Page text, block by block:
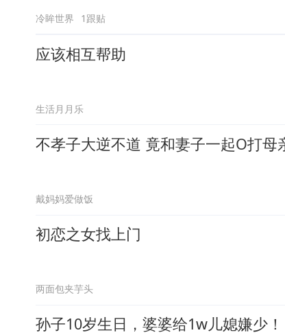
冷眸世界 1跟贴
应该相互帮助
生活月月乐
不孝子大逆不道 竟和妻子一起O打母
戴妈妈爱做饭
初恋之女找上门
两面包夹芋头
孙子10岁生日，婆婆给1w儿媳嫌少！